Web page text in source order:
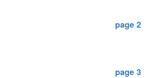
page 2
page 3